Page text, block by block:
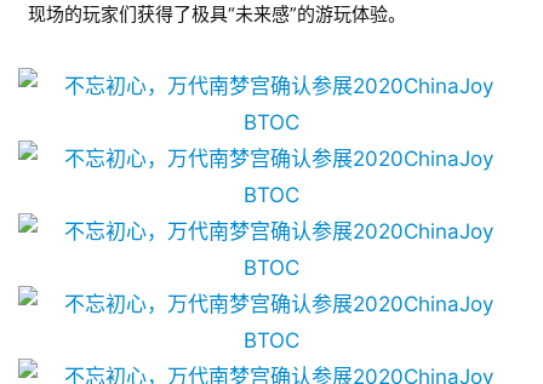
首
现场的玩家们获得了极具“未来感”的游玩体验。